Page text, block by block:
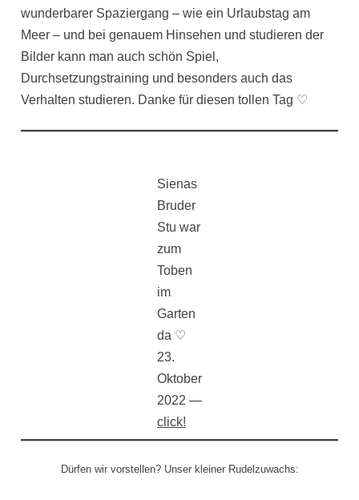
wunderbarer Spaziergang – wie ein Urlaubstag am
Meer – und bei genauem Hinsehen und studieren der
Bilder kann man auch schön Spiel,
Durchsetzungstraining und besonders auch das
Verhalten studieren. Danke für diesen tollen Tag ♡
Sienas
Bruder
Stu war
zum
Toben
im
Garten
da ♡
23.
Oktober
2022 —
click!
Dürfen wir vorstellen? Unser kleiner Rudelzuwachs: